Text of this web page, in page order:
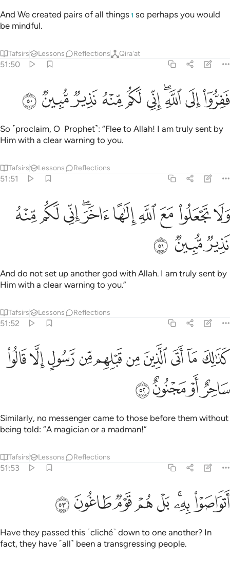
And We created pairs of all things 1 so perhaps you would
be mindful.
Tafsirs Lessons Reflections Qira'at
51:50
ففروا الى الله اني لكم منه نذير مبين ٥٠
فَفِرُّوٓا۟ إِلَى ٱللَّهِ ۖ إِنِّى لَكُم مِّنْهُ نَذِيرٌۭ مُّبِينٌۭ ٥٠
ﳒﳓﳔﳕﳖﳗﳘﳙﳚ ﳛ
So ˹proclaim, O Prophet˺: “Flee to Allah! I am truly sent by
Him with a clear warning to you.
Tafsirs Lessons Reflections
51:51
ولا تجعلوا مع الله الاها اخر اني لكم منه نذير مبين ٥١
وَلَا تَجْعَلُوا۟ مَعَ ٱللَّهِ إِلَـٰهًا ءَاخَرَ ۖ إِنِّى لَكُم مِّنْهُ نَذِيرٌۭ مُّبِينٌۭ ٥١
ﳜﳝ ﳞﳟﳠﳡﳢﳣﳤﳥ
ﳦﳧ ﳨ
And do not set up another god with Allah. I am truly sent by
Him with a clear warning to you.”
Tafsirs Lessons Reflections
51:52
كذالك ما اتى الذين من قبلهم من رسول الا قالوا ساحر او مجنون ٥٢
كَذَٰلِكَ مَآ أَتَى ٱلَّذِينَ مِن قَبْلِهِم مِّن رَّسُولٍ إِلَّا قَالُوا۟ سَاحِرٌ أَوْ مَجْنُونٌ ٥٢
ﱁﱂﱃﱄﱅﱆﱇﱈﱉﱊ
ﱋﱌﱍﱎ
Similarly, no messenger came to those before them without
being told: “A magician or a madman!”
Tafsirs Lessons Reflections
51:53
اتواصوا به بل هم قوم طاغون ٥٣
أَتَوَاصَوْا۟ بِهِۦ ۚ بَلْ هُمْ قَوْمٌۭ طَاغُونَ ٥٣
ﱏﱐﱑﱒﱓﱔﱕﱖ
Have they passed this ˹cliché˺ down to one another? In
fact, they have ˹all˺ been a transgressing people.